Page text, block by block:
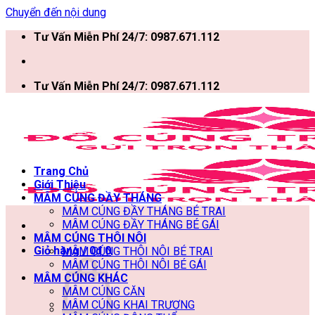
Chuyển đến nội dung
Tư Vấn Miễn Phí 24/7: 0987.671.112
Tư Vấn Miễn Phí 24/7: 0987.671.112
Giỏ hàng /0₫ 0
Trang Chủ
Giới Thiệu
MÂM CÚNG ĐẦY THÁNG
MÂM CÚNG ĐẦY THÁNG BÉ TRAI
MÂM CÚNG ĐẦY THÁNG BÉ GÁI
MÂM CÚNG THÔI NÔI
MÂM CÚNG THÔI NÔI BÉ TRAI
MÂM CÚNG THÔI NÔI BÉ GÁI
MÂM CÚNG KHÁC
MÂM CÚNG CĂN
MÂM CÚNG KHAI TRƯƠNG